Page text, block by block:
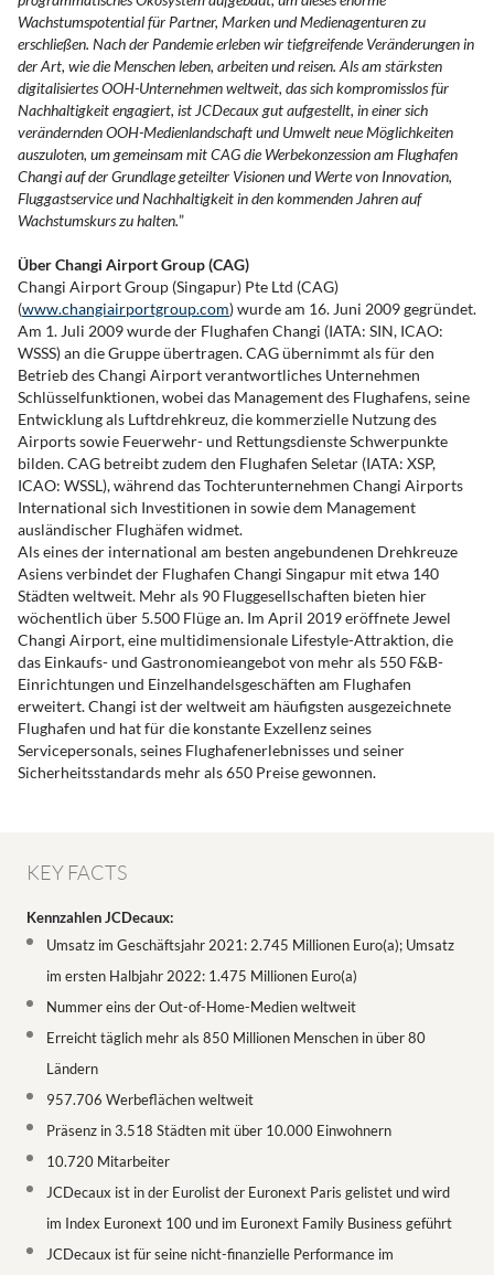
Wachstumspotential für Partner, Marken und Medienagenturen zu
erschließen. Nach der Pandemie erleben wir tiefgreifende Veränderungen in
der Art, wie die Menschen leben, arbeiten und reisen. Als am stärksten
digitalisiertes OOH-Unternehmen weltweit, das sich kompromisslos für
Nachhaltigkeit engagiert, ist JCDecaux gut aufgestellt, in einer sich
verändernden OOH-Medienlandschaft und Umwelt neue Möglichkeiten
auszuloten, um gemeinsam mit CAG die Werbekonzession am Flughafen
Changi auf der Grundlage geteilter Visionen und Werte von Innovation,
Fluggastservice und Nachhaltigkeit in den kommenden Jahren auf
Wachstumskurs zu halten.”
Über Changi Airport Group (CAG)
Changi Airport Group (Singapur) Pte Ltd (CAG)
(www.changiairportgroup.com) wurde am 16. Juni 2009 gegründet.
Am 1. Juli 2009 wurde der Flughafen Changi (IATA: SIN, ICAO:
WSSS) an die Gruppe übertragen. CAG übernimmt als für den
Betrieb des Changi Airport verantwortliches Unternehmen
Schlüsselfunktionen, wobei das Management des Flughafens, seine
Entwicklung als Luftdrehkreuz, die kommerzielle Nutzung des
Airports sowie Feuerwehr- und Rettungsdienste Schwerpunkte
bilden. CAG betreibt zudem den Flughafen Seletar (IATA: XSP,
ICAO: WSSL), während das Tochterunternehmen Changi Airports
International sich Investitionen in sowie dem Management
ausländischer Flughäfen widmet.
Als eines der international am besten angebundenen Drehkreuze
Asiens verbindet der Flughafen Changi Singapur mit etwa 140
Städten weltweit. Mehr als 90 Fluggesellschaften bieten hier
wöchentlich über 5.500 Flüge an. Im April 2019 eröffnete Jewel
Changi Airport, eine multidimensionale Lifestyle-Attraktion, die
das Einkaufs- und Gastronomieangebot von mehr als 550 F&B-
Einrichtungen und Einzelhandelsgeschäften am Flughafen
erweitert. Changi ist der weltweit am häufigsten ausgezeichnete
Flughafen und hat für die konstante Exzellenz seines
Servicepersonals, seines Flughafenerlebnisses und seiner
Sicherheitsstandards mehr als 650 Preise gewonnen.
KEY FACTS
Kennzahlen JCDecaux:
Umsatz im Geschäftsjahr 2021: 2.745 Millionen Euro(a); Umsatz
im ersten Halbjahr 2022: 1.475 Millionen Euro(a)
Nummer eins der Out-of-Home-Medien weltweit
Erreicht täglich mehr als 850 Millionen Menschen in über 80
Ländern
957.706 Werbeflächen weltweit
Präsenz in 3.518 Städten mit über 10.000 Einwohnern
10.720 Mitarbeiter
JCDecaux ist in der Eurolist der Euronext Paris gelistet und wird
im Index Euronext 100 und im Euronext Family Business geführt
JCDecaux ist für seine nicht-finanzielle Performance im